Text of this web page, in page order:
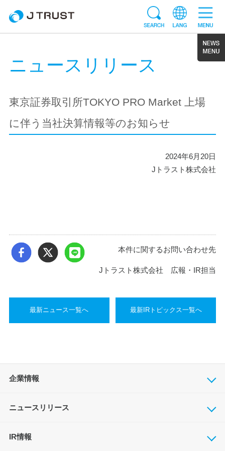
ニュースリリース
東京証券取引所TOKYO PRO Market 上場
に伴う当社決算情報等のお知らせ
2024年6月20日
Jトラスト株式会社
本件に関するお問い合わせ先
Jトラスト株式会社 広報・IR担当
最新ニュース一覧へ 最新IRトピックス一覧へ
企業情報
ニュースリリース
IR情報